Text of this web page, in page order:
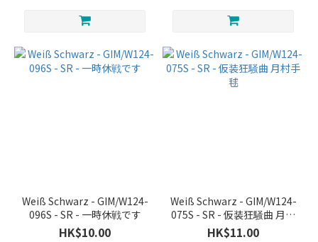
Weiß Schwarz - GIM/W124-
096S - SR - 一時休戦です
HK$10.00
Weiß Schwarz - GIM/W124-
075S - SR - 仮装狂騒曲 月村
手毬
HK$11.00